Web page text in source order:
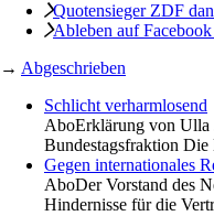
Quotensieger ZDF
Ableben auf
→ Abgeschrieben
Schlicht verharmlosend
AboErklärung von Ulla
Bundestagsfraktion
Gegen internationales
AboDer Vorstand des
Hindernisse für die